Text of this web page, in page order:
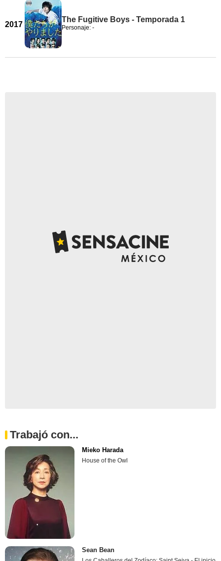
2017
The Fugitive Boys - Temporada 1
Personaje: -
Trabajó con...
Mieko Harada
House of the Owl
Sean Bean